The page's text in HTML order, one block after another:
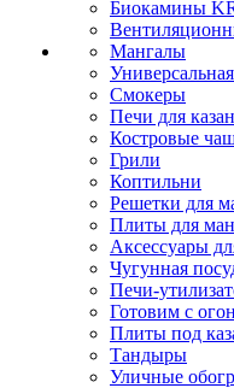
Биокамины
Мангалы
Смокеры
Печи для
Костровые
Грили
Коптильни
Решетки для
Плиты для
Аксессуары
Чугунная
Печи-
Готовим с
Плиты под
Тандыры
Уличные